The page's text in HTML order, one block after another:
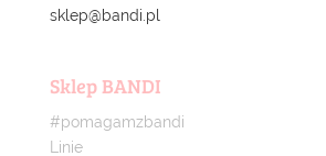
sklep@bandi.pl
Sklep BANDI
#pomagamzbandi
Linie